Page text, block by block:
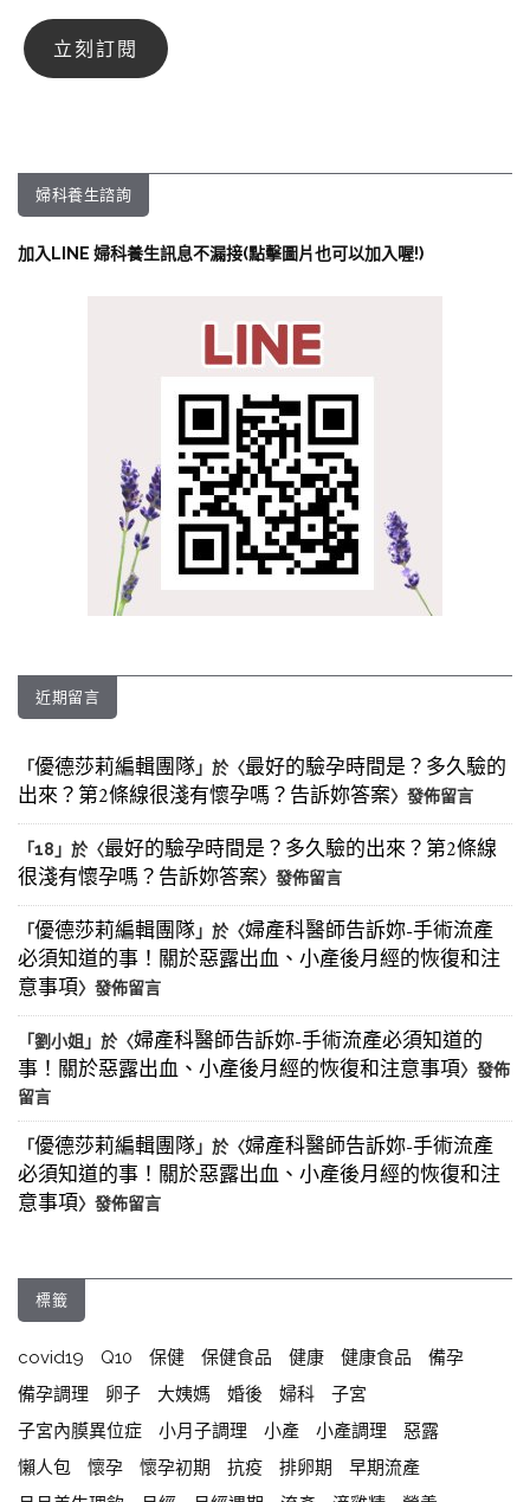
婦科養生諮詢
加入LINE 婦科養生訊息不漏接(點擊圖片也可以加入喔!)
近期留言
「優德莎莉編輯團隊」於〈最好的驗孕時間是？多久驗的
出來？第2條線很淺有懷孕嗎？告訴妳答案〉發佈留言
「18 」於〈最好的驗孕時間是？多久驗的出來？第2條線
很淺有懷孕嗎？告訴妳答案〉發佈留言
「優德莎莉編輯團隊」於〈婦產科醫師告訴妳-手術流產
必須知道的事！關於惡露出血、小產後月經的恢復和注
意事項〉發佈留言
「劉小姐」於〈婦產科醫師告訴妳-手術流產必須知道的
事！關於惡露出血、小產後月經的恢復和注意事項〉發佈
留言
「優德莎莉編輯團隊」於〈婦產科醫師告訴妳-手術流產
必須知道的事！關於惡露出血、小產後月經的恢復和注
意事項〉發佈留言
標籤
covid19 Q10 保健 保健食品 健康 健康食品
備孕
備孕調理
卵子 大姨媽 婚後 婦科
子宮
子宮內膜異位症
小月子調理 小產 小產調理
惡露
懶人包
懷孕 懷孕初期 抗疫 排卵期
早期流產